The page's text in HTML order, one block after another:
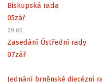
Biskupská rada
05zář
09:00
Zasedání Ústřední rady
07zář
Jednání brněnské diecézní